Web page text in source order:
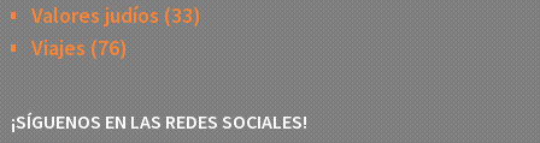
Valores judíos (33)
Viajes (76)
¡SÍGUENOS EN LAS REDES SOCIALES!